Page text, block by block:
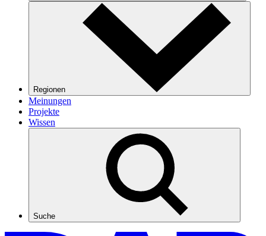
Regionen
Meinungen
Projekte
Wissen
Suche